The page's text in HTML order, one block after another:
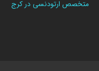
متخصص ارتودنسی در کرج